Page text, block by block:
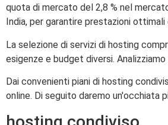
quota di mercato del 2,8 % nel
India, per garantire prestazioni ottimali
La selezione di servizi di hosting
esigenze e budget diversi.
Dai convenienti piani di hosting
online. Di seguito daremo un'occhiata